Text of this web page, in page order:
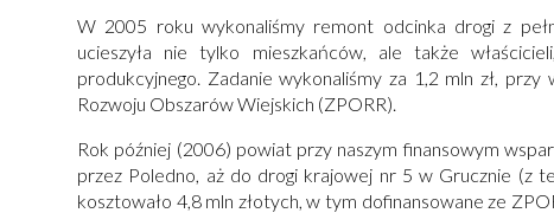
W 2005 roku wykonaliśmy remont odcinka drogi z
ucieszyła nie tylko mieszkańców, ale także
produkcyjnego. Zadanie wykonaliśmy za 1,2 mln zł,
Rozwoju Obszarów Wiejskich (ZPORR).
Rok później (2006) powiat przy naszym finansowym
przez Poledno, aż do drogi krajowej nr 5 w Grucznie (z
kosztowało 4,8 mln złotych, w tym dofinansowane ze